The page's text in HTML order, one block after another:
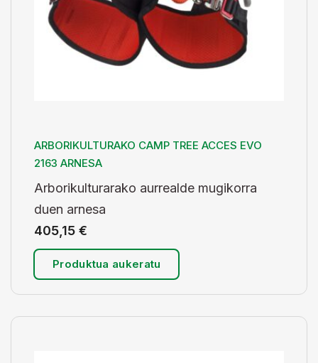
ARBORIKULTURAKO CAMP TREE ACCES EVO
2163 ARNESA
Arborikulturarako aurrealde mugikorra
duen arnesa
405,15 €
Produktua aukeratu